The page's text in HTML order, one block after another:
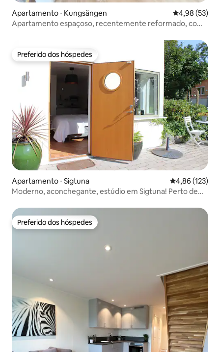
Apartamento ⋅ Kungsängen 4,98 de uma
4,98 (53)
Apartamento espaçoso, recentemente reformado, com
Preferido dos hóspedes
Preferido dos hóspedes
Apartamento ⋅ Sigtuna 4,86 de uma
4,86 (123)
Moderno, aconchegante, estúdio em Sigtuna! Perto de
Preferido dos hóspedes
Preferido dos hóspedes